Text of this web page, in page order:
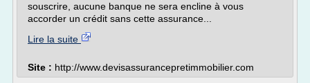
souscrire, aucune banque ne sera encline à vous
accorder un crédit sans cette assurance...
Lire la suite
Site : http://www.devisassurancepretimmobilier.com